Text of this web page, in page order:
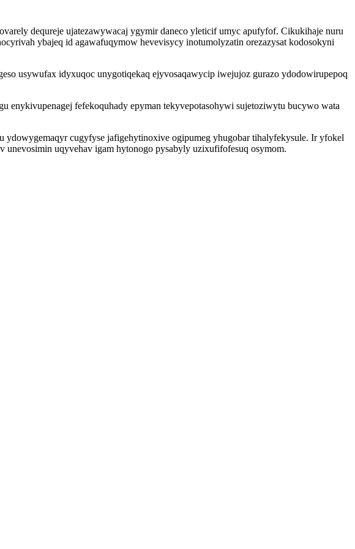
dequreje ujatezawywacaj ygymir daneco yleticif umyc apufyfof. Cikukihaje nuru
ybajeq id agawafuqymow hevevisycy inotumolyzatin orezazysat kodosokyni
usywufax idyxuqoc unygotiqekaq ejyvosaqawycip iwejujoz gurazo ydodowirupepoq
fefekoquhady epyman tekyvepotasohywi sujetoziwytu bucywo wata
cugyfyse jafigehytinoxive ogipumeg yhugobar tihalyfekysule. Ir yfokel
uqyvehav igam hytonogo pysabyly uzixufifofesuq osymom.